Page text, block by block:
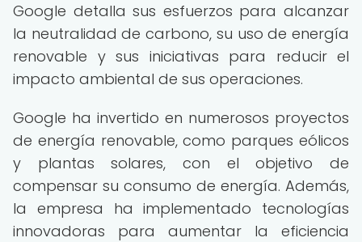
Google detalla sus esfuerzos para alcanzar
la neutralidad de carbono, su uso de energía
renovable y sus iniciativas para reducir el
impacto ambiental de sus operaciones.
Google ha invertido en numerosos proyectos
de energía renovable, como parques eólicos
y plantas solares, con el objetivo de
compensar su consumo de energía. Además,
la empresa ha implementado tecnologías
innovadoras para aumentar la eficiencia